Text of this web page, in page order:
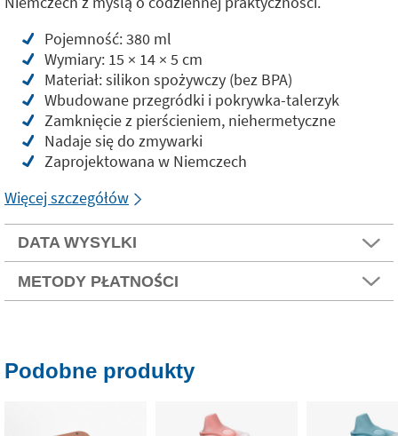
Pojemność: 380 ml
Wymiary: 15 × 14 × 5 cm
Materiał: silikon spożywczy (bez BPA)
Wbudowane przegródki i pokrywka-talerzyk
Zamknięcie z pierścieniem, niehermetyczne
Nadaje się do zmywarki
Zaprojektowana w Niemczech
Więcej szczegółów
DATA WYSYLKI
METODY PŁATNOŚCI
Podobne produkty